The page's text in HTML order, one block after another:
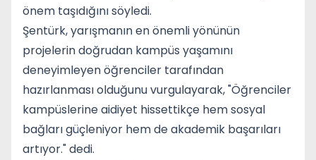
önem taşıdığını söyledi.
Şentürk, yarışmanın en önemli yönünün
projelerin doğrudan kampüs yaşamını
deneyimleyen öğrenciler tarafından
hazırlanması olduğunu vurgulayarak, "Öğrenciler
kampüslerine aidiyet hissettikçe hem sosyal
bağları güçleniyor hem de akademik başarıları
artıyor." dedi.